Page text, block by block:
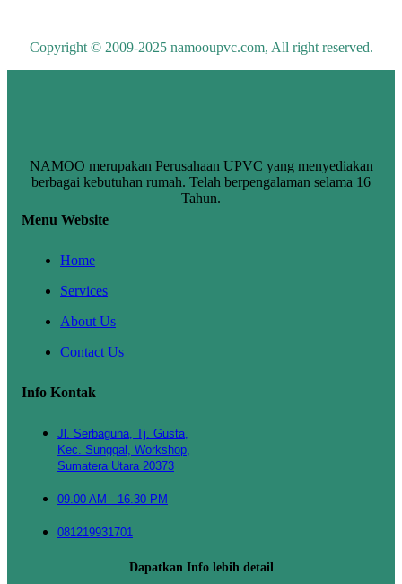
Copyright © 2009-2025 namooupvc.com, All right reserved.
NAMOO merupakan Perusahaan UPVC yang menyediakan
berbagai kebutuhan rumah. Telah berpengalaman selama 16
Tahun.
Menu Website
Home
Services
About Us
Contact Us
Info Kontak
Jl. Serbaguna, Tj. Gusta,
Kec. Sunggal, Workshop,
Sumatera Utara 20373
09.00 AM - 16.30 PM
081219931701
Dapatkan Info lebih detail